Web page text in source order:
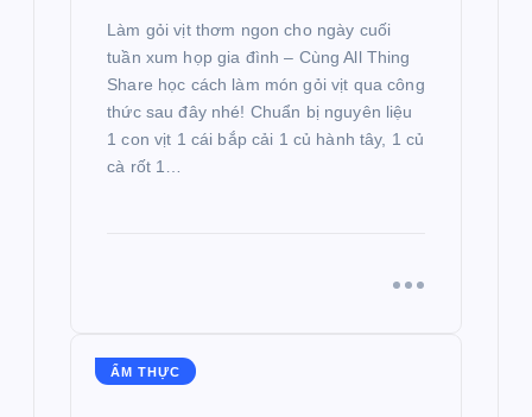
Làm gỏi vịt thơm ngon cho ngày cuối
tuần xum họp gia đình – Cùng All Thing
Share học cách làm món gỏi vịt qua công
thức sau đây nhé! Chuẩn bị nguyên liệu
1 con vịt 1 cái bắp cải 1 củ hành tây, 1 củ
cà rốt 1…
ẨM THỰC